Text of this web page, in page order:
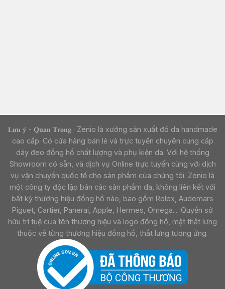
𝐋𝐮̛𝐮 𝐲́ - 𝐐𝐮𝐚𝐧 𝐓𝐫𝐨̣𝐧𝐠 : Zenio là xưởng sản xuất đồ da handmade
cao cấp. Có cửa hàng bán lẻ và trực tuyến chuyên cung cấp
dây đeo đồng hồ chất lượng và phụ kiện da. Với hệ thống
Showroom có sẵn, và dịch vụ Online trực tuyến cùng với dịch
vụ vận chuyển quốc tế cho sản phẩm của chúng tôi. Zenio là
một công ty độc lập bán các sản phẩm da, không liên kết với
bất kỳ thương hiệu đồng hồ nào, bao gồm Rolex, Audemars
Piguet, Cartier, Panerai, Apple, Hermes, Omega.... Quyền sở
hữu trí tuệ của tên thương hiệu và logo đồng hồ, mặt thắt lưng
thuộc về từng thương hiệu đồng hồ, thắt lưng tương ứng.